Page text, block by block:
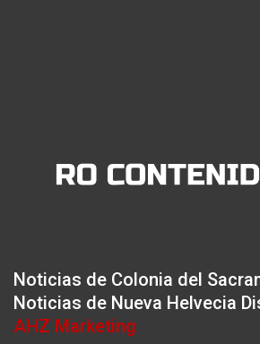
Noticias de Colonia del
Noticias de Nueva Helvecia
AHZ Marketing